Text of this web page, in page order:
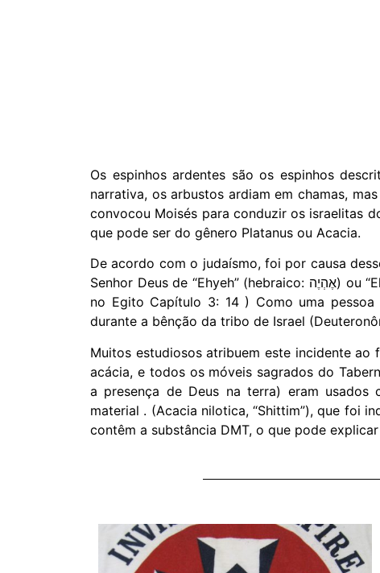
Os espinhos ardentes são os espinhos
narrativa, os arbustos ardiam em chamas,
convocou Moisés para conduzir os israelitas
que pode ser do gênero Platanus ou Acacia.
De acordo com o judaísmo, foi por causa
Senhor Deus de “Ehyeh” (hebraico: אֶהְיֶה) ou “Ehyeh-Asher-Ehyeh” (hebraico: אהיה אשר אהיה “- como
no Egito Capítulo 3: 14 ) Como uma
durante a bênção da tribo de Israel
Muitos estudiosos atribuem este incidente
acácia, e todos os móveis sagrados do
a presença de Deus na terra) eram usados
material . (Acacia nilotica, “Shittim”), que foi
contêm a substância DMT, o que pode